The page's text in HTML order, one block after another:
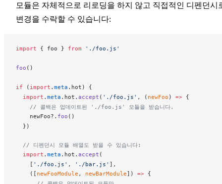
모듈은 자체적으로 리로딩을 하지 않고 직접적인 디펜던시
변경을 수락할 수 있습니다:
import { foo } from './foo.js'
foo ()
if ( import . meta . hot ) {
  import
. meta . hot . accept ( './foo.js' , ( newFoo ) => {
    // 콜백은 업데이트된 './foo.js' 모듈을 받습니다.
newFoo?. foo ()
  })
  // 디펜던시 모듈 배열도 받을 수 있습니다:
  import
. meta . hot . accept (
    [
'./foo.js' , './bar.js' ],
    ([
newFooModule , newBarModule]) => {